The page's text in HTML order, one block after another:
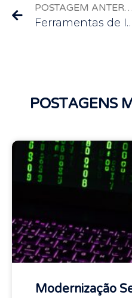
POSTAGEM ANTERIOR
Ferramentas de IA para Conformidade com a LGPD: Guia Completo para Programadores
POSTAGENS
Modernização